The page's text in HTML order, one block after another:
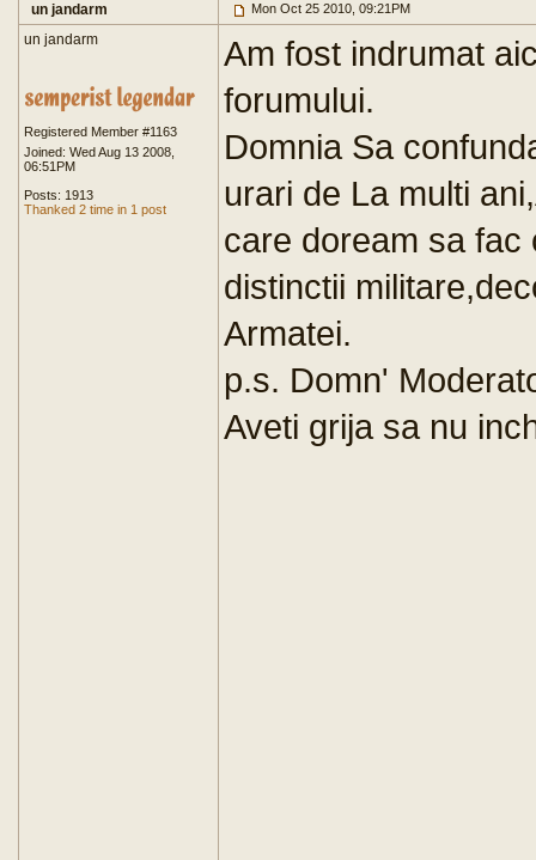
un jandarm Mon Oct 25 2010, 09:21PM
un jandarm
Registered Member #1163
Joined: Wed Aug 13 2008,
06:51PM
Posts: 1913
Thanked 2 time in 1 post
Am fost indrumat
forumului.
Domnia Sa
urari de La multi
care doream sa fac
distinctii
Armatei.
p.s. Domn'
Aveti grija sa nu